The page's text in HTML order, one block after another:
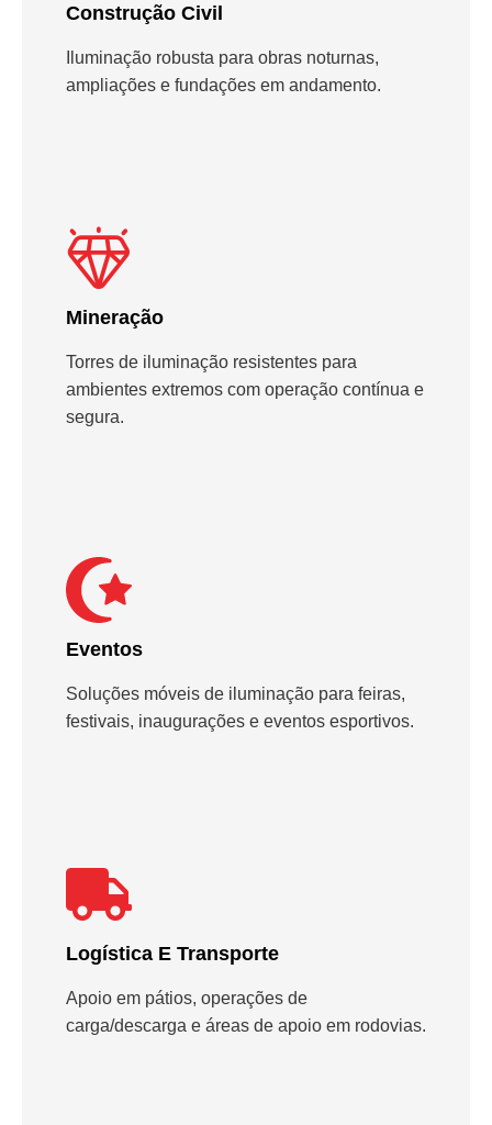
Construção Civil
Iluminação robusta para obras noturnas,
ampliações e fundações em andamento.
Mineração
Torres de iluminação resistentes para
ambientes extremos com operação contínua e
segura.
Eventos
Soluções móveis de iluminação para feiras,
festivais, inaugurações e eventos esportivos.
Logística E Transporte
Apoio em pátios, operações de
carga/descarga e áreas de apoio em rodovias.